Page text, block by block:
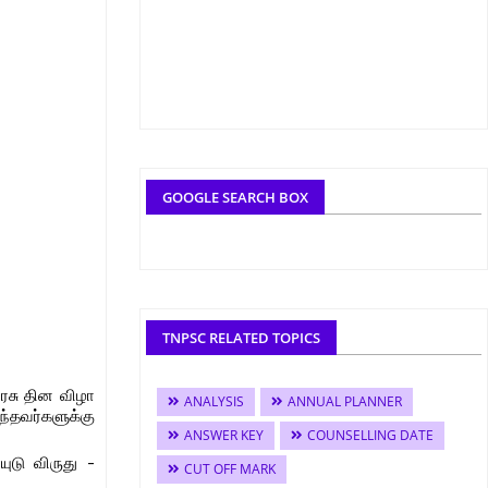
தின விழா
விருது -
GOOGLE SEARCH BOX
TNPSC RELATED TOPICS
ANALYSIS
ANNUAL PLANNER
ANSWER KEY
COUNSELLING DATE
CUT OFF MARK